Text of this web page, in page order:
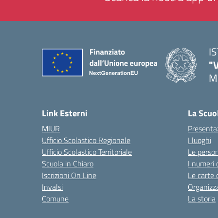
Link Esterni
MIUR
Ufficio Scolastico Regionale
Ufficio Scolastico Territoriale
Scuola in Chiaro
Iscrizioni On Line
Invalsi
Comune
La
I luoghi
Le
I numeri
Le carte
La storia